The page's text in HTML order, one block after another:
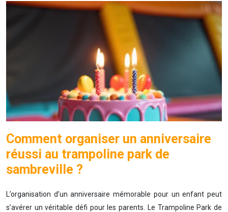
Comment organiser un anniversaire
réussi au trampoline park de
sambreville ?
L’organisation d’un anniversaire mémorable pour un enfant peut
s’avérer un véritable défi pour les parents. Le Trampoline Park de